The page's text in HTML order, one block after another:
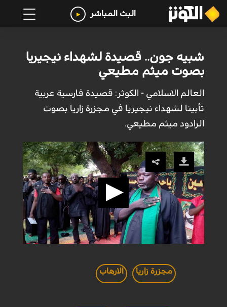
البث المباشر
شبيه جون.. قصيدة لشهداء نيجيريا
بصوت ميثم مطيعي
العالم الاسلامي - الكوثر: قصيدة فارسية عربية
تأبينا لشهداء نيجيريا في مجزرة زاريا بصوت
الرادود ميثم مطيعي.
مجزرة زاريا الارهاب